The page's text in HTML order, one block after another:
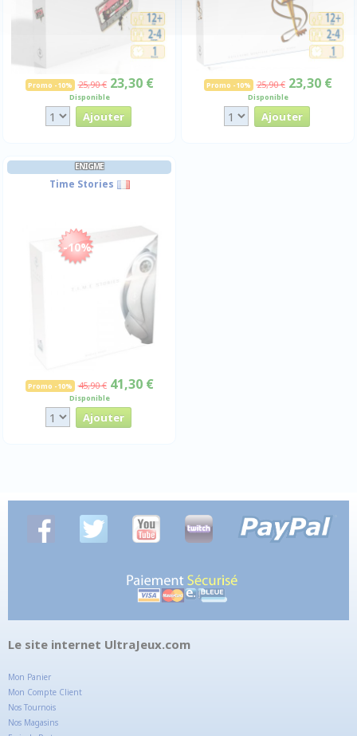
Promo -10% 25,90 € 23,30 €
Disponible
Promo -10% 25,90 € 23,30 €
Disponible
ENIGME
Time Stories
-10%
Promo -10% 45,90 € 41,30 €
Disponible
Le site internet UltraJeux.com
Mon Panier
Mon Compte Client
Nos Tournois
Nos Magasins